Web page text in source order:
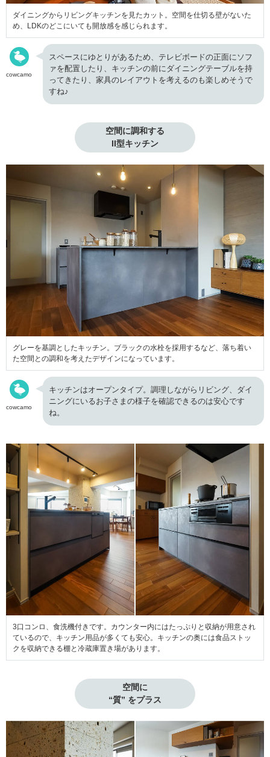
ダイニングからリビングキッチンを見たカット。空間を仕切る壁がないた
め、LDKのどこにいても開放感を感じられます。
cowcamo
スペースにゆとりがあるため、テレビボードの正面にソフ
ァを配置したり、キッチンの前にダイニングテーブルを持
ってきたり、家具のレイアウトを考えるのも楽しめそうで
すね♪
空間に調和する
II型キッチン
グレーを基調としたキッチン。ブラックの水栓を採用するなど、落ち着い
た空間との調和を考えたデザインになっています。
cowcamo
キッチンはオープンタイプ。調理しながらリビング、ダイ
ニングにいるお子さまの様子を確認できるのは安心です
ね。
3口コンロ、食洗機付きです。カウンター内にはたっぷりと収納が用意され
ているので、キッチン用品が多くても安心。キッチンの奥には食品ストッ
クを収納できる棚と冷蔵庫置き場があります。
空間に
“質” をプラス